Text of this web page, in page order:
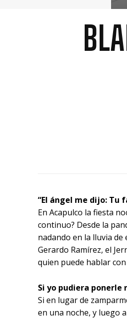
“El ángel me dijo: Tu
En Acapulco la fiesta
continuo? Desde la
nadando en la lluvia
Gerardo Ramírez, el
quien puede hablar
Si yo pudiera ponerle
Si en lugar de
en una noche, y luego